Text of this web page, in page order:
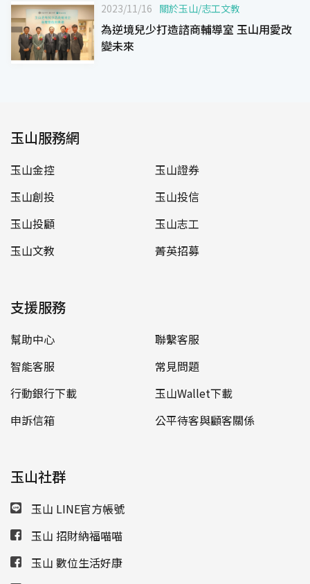
2023/11/16 關於玉山/志工文教
為逆境兒少打造諮商輔導室 玉山用愛改
變未來
玉山服務網
玉山金控
玉山證券
玉山創投
玉山投信
玉山投顧
玉山志工
玉山文教
菁英招募
支援服務
幫助中心
聯繫客服
智能客服
常見問題
行動銀行下載
玉山Wallet下載
申訴信箱
公平待客與顧客關係
玉山社群
玉山 LINE官方帳號
玉山 招財納福喵喵
玉山 數位生活好康